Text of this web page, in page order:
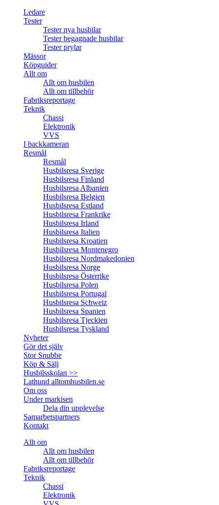
Ledare
Tester
Tester nya husbilar
Tester begagnade husbilar
Tester prylar
Mässor
Köpguider
Allt om
Allt om husbilen
Allt om tillbehör
Fabriksreportage
Teknik
Chassi
Elektronik
VVS
I backkameran
Resmål
Resmål
Husbilsresa Sverige
Husbilsresa Finland
Husbilsresa Albanien
Husbilsresa Belgien
Husbilsresa Estland
Husbilsresa Frankrike
Husbilsresa Irland
Husbilsresa Italien
Husbilsresa Kroatien
Husbilsresa Montenegro
Husbilsresa Nordmakedonien
Husbilsresa Norge
Husbilsresa Österrike
Husbilsresa Polen
Husbilsresa Portugal
Husbilsresa Schweiz
Husbilsresa Spanien
Husbilsresa Tjeckien
Husbilsresa Tyskland
Nyheter
Gör det själv
Stor Snubbe
Köp & Sälj
Husbilsskolan >>
Lathund alltomhusbilen.se
Om oss
Under markisen
Dela din upplevelse
Samarbetspartners
Kontakt
Allt om
Allt om husbilen
Allt om tillbehör
Fabriksreportage
Teknik
Chassi
Elektronik